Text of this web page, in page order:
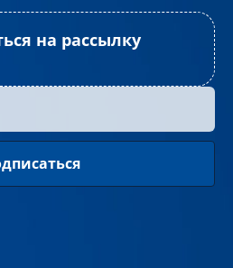
на рассылку